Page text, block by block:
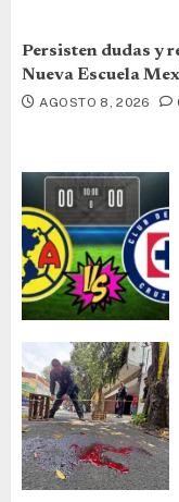
Persisten dudas y
Nueva Escuela
AGOSTO 8, 2026